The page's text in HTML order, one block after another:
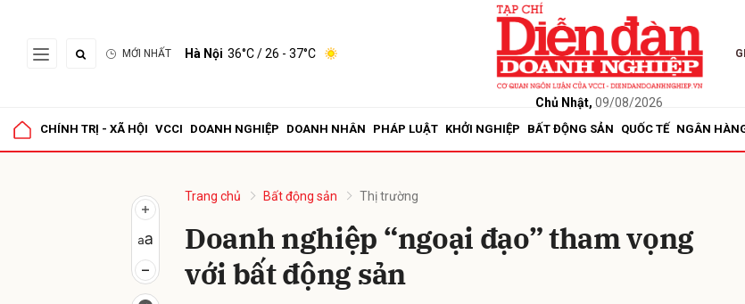
MỚI NHẤT Hà Nội 36°C/ 26 - 37°C
Chủ Nhật, 09/08/2026
CHÍNH TRỊ - XÃ HỘI VCCI DOANH NGHIỆP DOANH NHÂN PHÁP LUẬT KHỞI NGHIỆP BẤT ĐỘNG SẢN QUỐC TẾ NGÂN
Trang chủ Bất động sản Thị trường
Doanh nghiệp “ngoại đạo” tham vọng
với bất động sản